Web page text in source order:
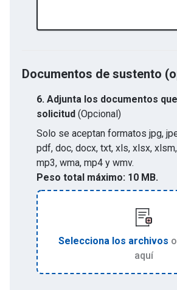
Documentos de sustento
6. Adjunta los documentos
solicitud (Opcional)
Solo se aceptan formatos jpg,
pdf, doc, docx, txt, xls, xlsx,
mp3, wma, mp4 y wmv.
Peso total máximo: 10 MB.
Selecciona los archivos
aquí